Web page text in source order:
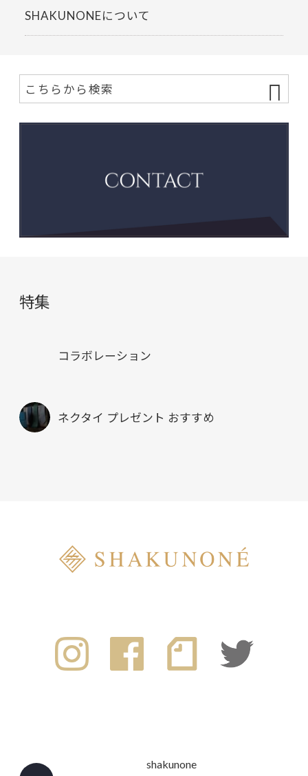
SHAKUNONEについて
特集
コラボレーション
ネクタイ プレゼント おすすめ
shakunone